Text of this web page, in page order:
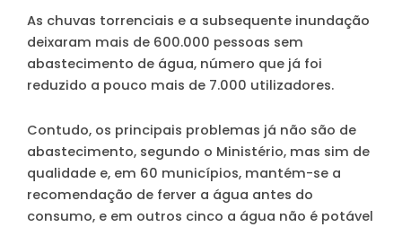
As chuvas torrenciais e a subsequente inundação
deixaram mais de 600.000 pessoas sem
abastecimento de água, número que já foi
reduzido a pouco mais de 7.000 utilizadores.
Contudo, os principais problemas já não são de
abastecimento, segundo o Ministério, mas sim de
qualidade e, em 60 municípios, mantém-se a
recomendação de ferver a água antes do
consumo, e em outros cinco a água não é potável